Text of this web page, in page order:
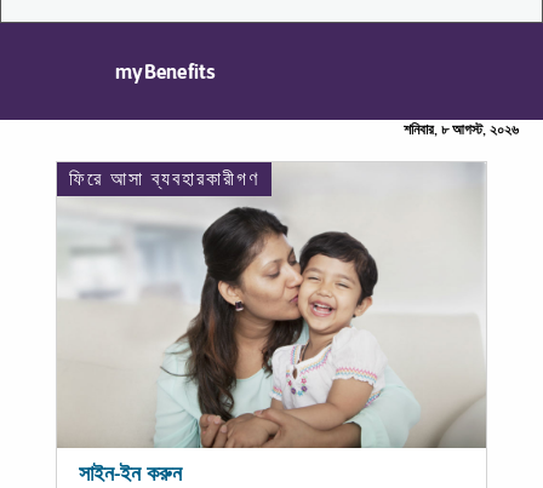
myBenefits
শনিবার, ৮ আগস্ট, ২০২৬
ফিরে আসা ব্যবহারকারীগণ
সাইন-ইন করুন